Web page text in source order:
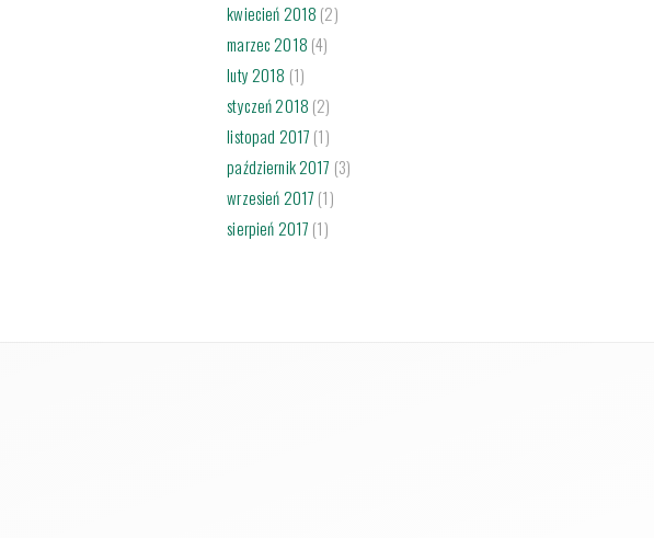
kwiecień 2018 (2)
marzec 2018 (4)
luty 2018 (1)
styczeń 2018 (2)
listopad 2017 (1)
październik 2017 (3)
wrzesień 2017 (1)
sierpień 2017 (1)